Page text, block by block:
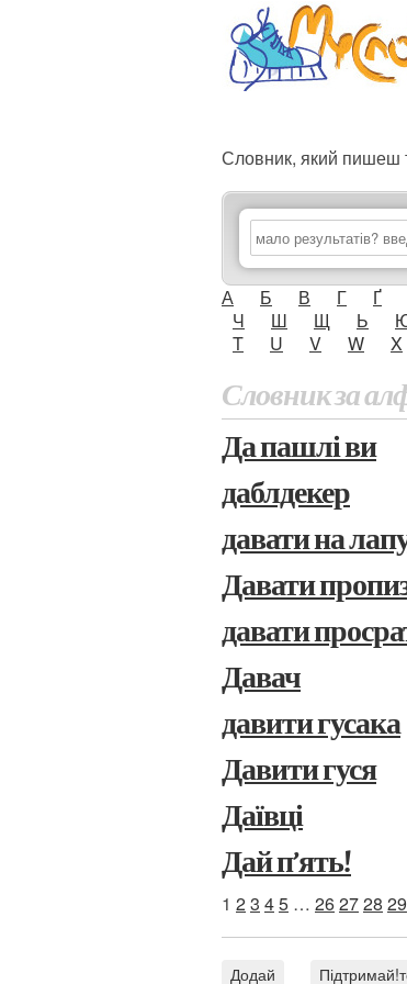
Словник, який
А Б В Г Ґ
Ч
Ш Щ Ь
T
U V W X
Словник за
Да пашлі ви
даблдекер
давати на
Давати
давати
Давач
давити гусака
Давити гуся
Даївці
Дай п’ять!
1 23 45 … 262728 29
Додай